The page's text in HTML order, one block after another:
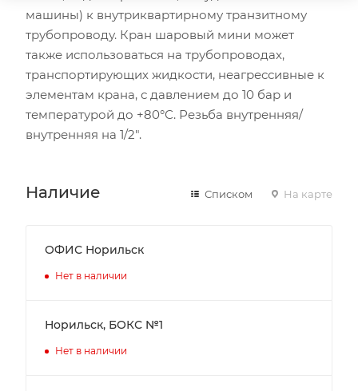
машины) к внутриквартирному транзитному
трубопроводу. Кран шаровый мини может
также использоваться на трубопроводах,
транспортирующих жидкости, неагрессивные к
элементам крана, с давлением до 10 бар и
температурой до +80°С. Резьба внутренняя/
внутренняя на 1/2".
Наличие Списком На карте
ОФИС Норильск
Нет в наличии
Норильск, БОКС №1
Нет в наличии